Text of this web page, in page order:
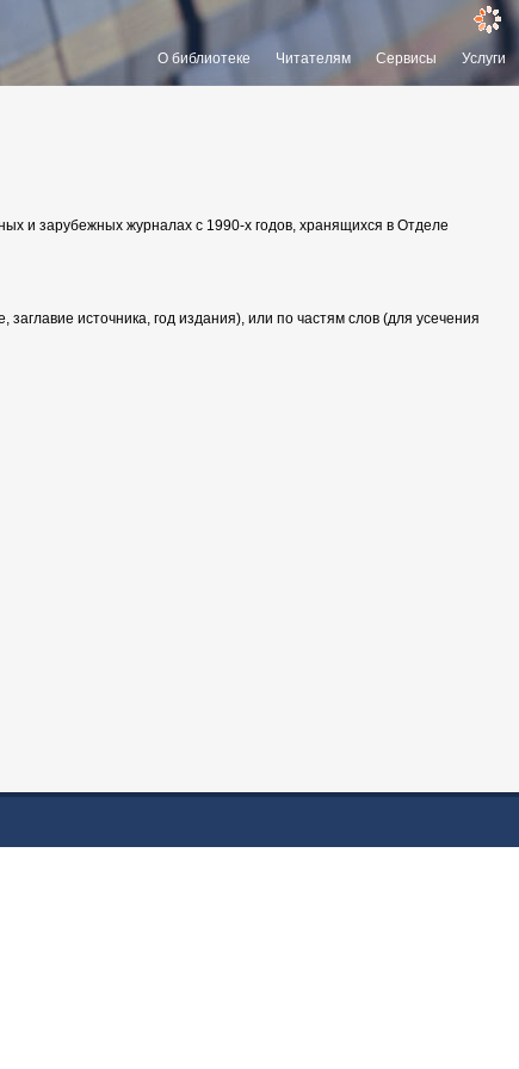
загрузка
О библиотеке Читателям Сервисы Услуги
и зарубежных журналах с 1990-х годов, хранящихся в Отделе
источника, год издания), или по частям слов (для усечения